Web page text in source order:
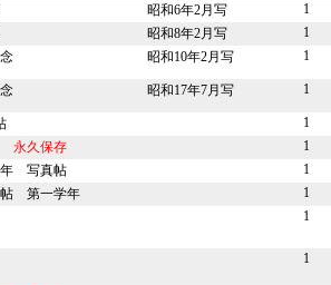
業記念 昭和6年2月写
1
業記念 昭和8年2月写
1
業記念 昭和10年2月写
1
業記念 昭和17年7月写 1
1
永久保存
1
年 写真帖
1
帖 第一学年
1
1
1